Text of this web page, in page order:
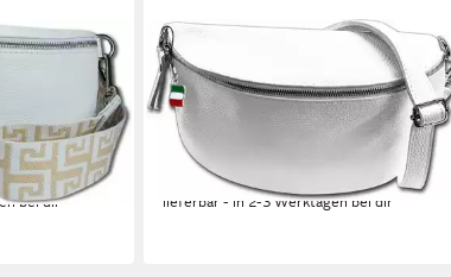
Made-In
bei dir
FLORENCE
Gürteltasche Florence Echtleder
Bauchtasche groß (Gürteltasche,
Gürteltasche), Damen Tasche Echtes
Leder weiß, Made-In Italy
44,82 €
lieferbar - in 2-3 Werktagen bei dir